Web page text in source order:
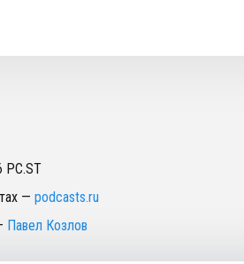
PC.ST
— podcasts.ru
Павел Козлов